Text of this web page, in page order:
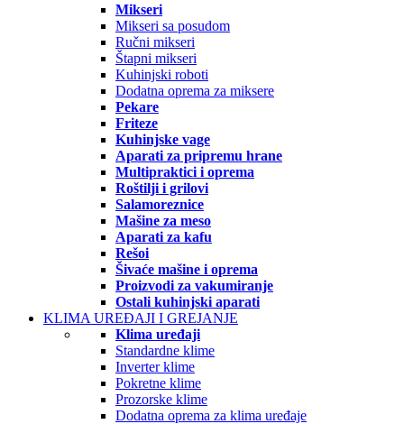
Mikseri
Mikseri sa posudom
Ručni mikseri
Štapni mikseri
Kuhinjski roboti
Dodatna oprema za miksere
Pekare
Friteze
Kuhinjske vage
Aparati za pripremu hrane
Multipraktici i oprema
Roštilji i grilovi
Salamoreznice
Mašine za meso
Aparati za kafu
Rešoi
Šivaće mašine i oprema
Proizvodi za vakumiranje
Ostali kuhinjski aparati
KLIMA UREĐAJI I GREJANJE
Klima uređaji
Standardne klime
Inverter klime
Pokretne klime
Prozorske klime
Dodatna oprema za klima uređaje